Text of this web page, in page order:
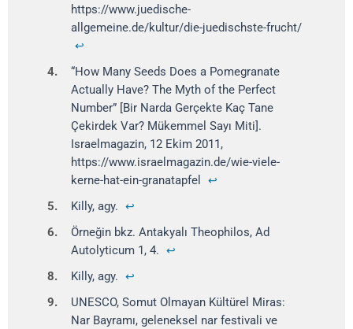
https://www.juedische-
allgemeine.de/kultur/die-juedischste-frucht/
↩
4.
“How Many Seeds Does a Pomegranate
Actually Have? The Myth of the Perfect
Number” [Bir Narda Gerçekte Kaç Tane
Çekirdek Var? Mükemmel Sayı Miti].
Israelmagazin, 12 Ekim 2011,
https://www.israelmagazin.de/wie-viele-
kerne-hat-ein-granatapfel
↩
5. Killy, agy. ↩
6.
Örneğin bkz. Antakyalı Theophilos, Ad
Autolyticum 1, 4.
↩
8. Killy, agy. ↩
9.
UNESCO, Somut Olmayan Kültürel Miras:
Nar Bayramı, geleneksel nar festivali ve